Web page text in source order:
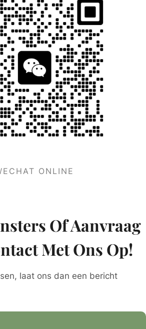
ONLINE
Of Aanvraag
Met Ons Op!
laat ons dan een bericht